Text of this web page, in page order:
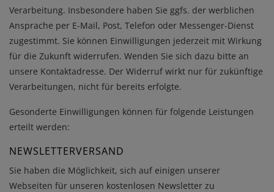
Verarbeitung. Insbesondere haben Sie ggfs. der werblichen
Ansprache per E-Mail, Post, Telefon oder Messenger-Dienst
zugestimmt. Sie können Einwilligungen jederzeit mit Wirkung
für die Zukunft widerrufen. Wenden Sie sich dazu bitte an
unsere Kontaktadresse. Der Widerruf wirkt nur für zukünftige
Verarbeitungen, nicht für bereits erfolgte.
Gesonderte Einwilligungen können für folgende Leistungen
erteilt werden:
NEWSLETTERVERSAND
Sie haben die Möglichkeit, sich auf einigen unserer
Webseiten für unseren kostenlosen Newsletter zu